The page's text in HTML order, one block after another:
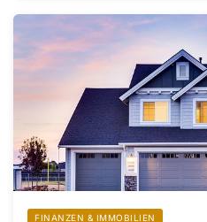
FINANZEN & IMMOBILIEN